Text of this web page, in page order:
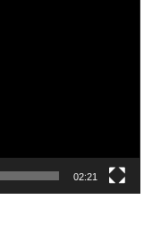
02:21